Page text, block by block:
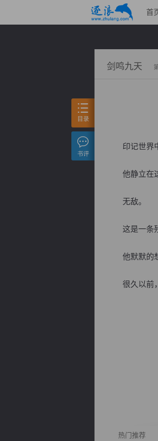
首
剑鸣九天
印记世界中
他静立在这
无敌。
这是一条残
他默默的想
很久以前，
热门推荐
目录
书评